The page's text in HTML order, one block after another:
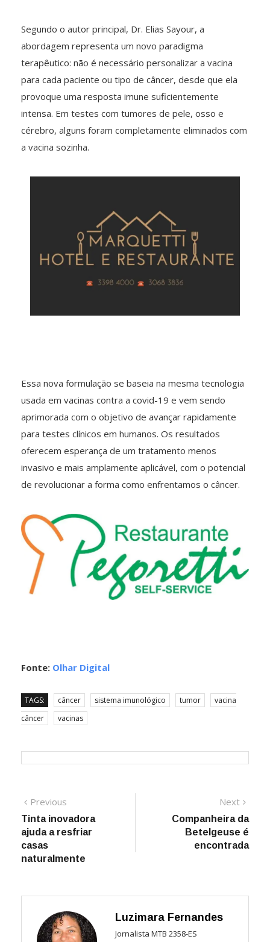
Segundo o autor principal, Dr. Elias Sayour, a
abordagem representa um novo paradigma
terapêutico: não é necessário personalizar a vacina
para cada paciente ou tipo de câncer, desde que ela
provoque uma resposta imune suficientemente
intensa. Em testes com tumores de pele, osso e
cérebro, alguns foram completamente eliminados com
a vacina sozinha.
Essa nova formulação se baseia na mesma tecnologia
usada em vacinas contra a covid-19 e vem sendo
aprimorada com o objetivo de avançar rapidamente
para testes clínicos em humanos. Os resultados
oferecem esperança de um tratamento menos
invasivo e mais amplamente aplicável, com o potencial
de revolucionar a forma como enfrentamos o câncer.
Fonte: Olhar Digital
TAGS: câncer sistema imunológico tumor
vacina
câncer
vacinas
Navegação
de
Post
Previous
post:
Tinta inovadora
ajuda a resfriar
casas
naturalmente
Next
post:
Companheira da
Betelgeuse é
encontrada
Luzimara Fernandes
Jornalista MTB 2358-ES